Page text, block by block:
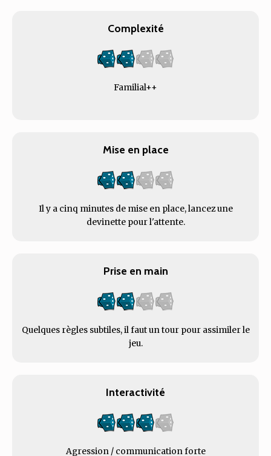
Complexité
Familial++
Mise en place
Il y a cinq minutes de mise en place, lancez une
devinette pour l'attente.
Prise en main
Quelques règles subtiles, il faut un tour pour assimiler le
jeu.
Interactivité
Agression / communication forte